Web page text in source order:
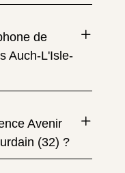
de
Auch-L'Isle-
Avenir
(32) ?